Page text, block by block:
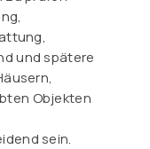
und spätere
Objekten
sein.